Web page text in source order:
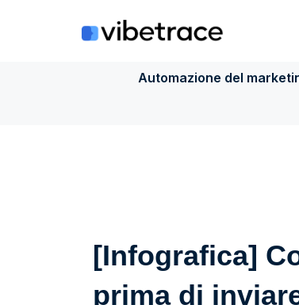
Automazione del
[Infografica]
prima di